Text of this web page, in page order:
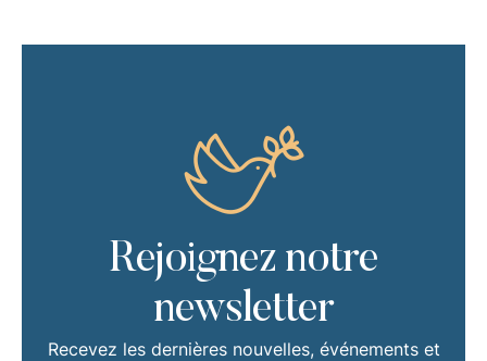
Rejoignez notre
newsletter
Recevez les dernières nouvelles, événements et